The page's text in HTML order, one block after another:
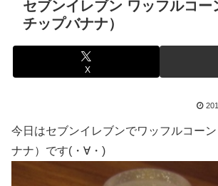
セブンイレブン ワッフルコー
チップバナナ）
X
今日はセブンイレブンでワッフルコー
ナナ）です(・∀・)